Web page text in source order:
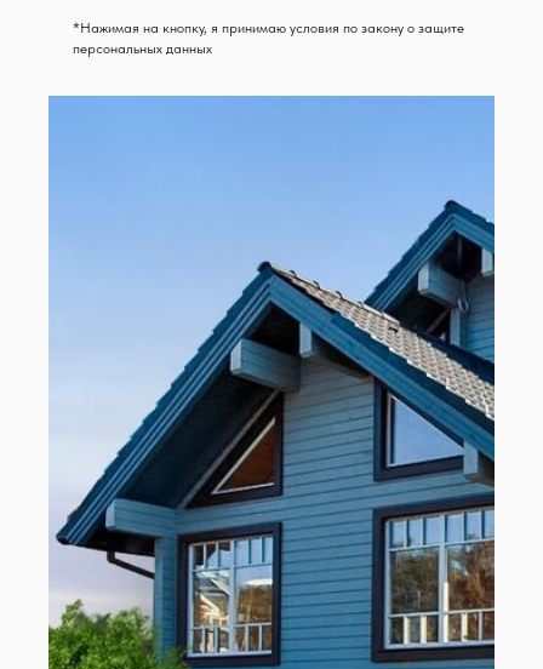
*Нажимая на кнопку, я принимаю условия по закону о защите
персональных данных